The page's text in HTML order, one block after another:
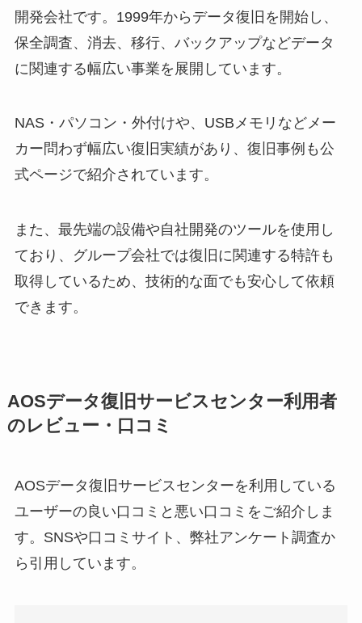
開発会社です。1999年からデータ復旧を開始し、
保全調査、消去、移行、バックアップなどデータ
に関連する幅広い事業を展開しています。
NAS・パソコン・外付けや、USBメモリなどメー
カー問わず幅広い復旧実績があり、復旧事例も公
式ページで紹介されています。
また、最先端の設備や自社開発のツールを使用し
ており、グループ会社では復旧に関連する特許も
取得しているため、技術的な面でも安心して依頼
できます。
AOSデータ復旧サービスセンター利用者
のレビュー・口コミ
AOSデータ復旧サービスセンターを利用している
ユーザーの良い口コミと悪い口コミをご紹介しま
す。SNSや口コミサイト、弊社アンケート調査か
ら引用しています。